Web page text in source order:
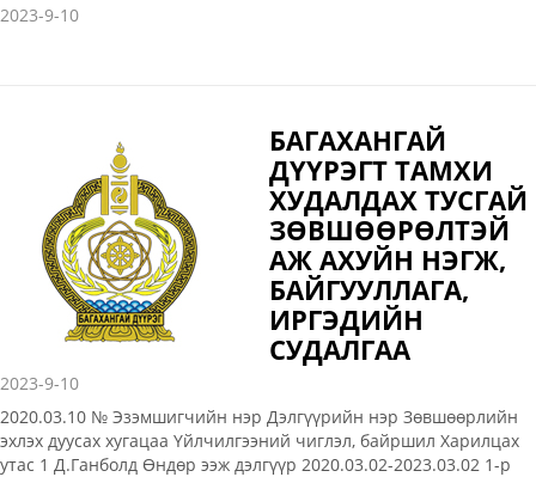
2023-9-10
БАГАХАНГАЙ
ДҮҮРЭГТ ТАМХИ
ХУДАЛДАХ ТУСГАЙ
ЗӨВШӨӨРӨЛТЭЙ
АЖ АХУЙН НЭГЖ,
БАЙГУУЛЛАГА,
ИРГЭДИЙН
СУДАЛГАА
2023-9-10
2020.03.10 № Эзэмшигчийн нэр Дэлгүүрийн нэр Зөвшөөрлийн
эхлэх дуусах хугацаа Үйлчилгээний чиглэл, байршил Харилцах
утас 1 Д.Ганболд Өндөр ээж дэлгүүр 2020.03.02-2023.03.02 1-р